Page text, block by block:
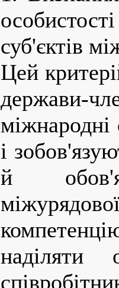
суб'єктів
Цей
держави-
міжнародні
і
й
наділяти